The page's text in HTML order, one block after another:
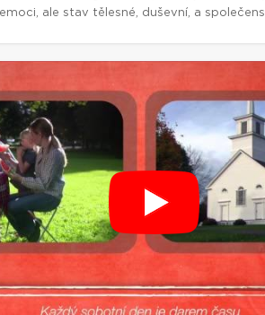
ale stav tělesné, duševní, a